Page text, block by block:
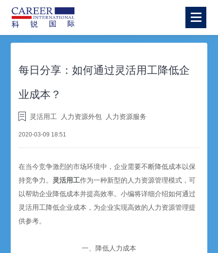
每日分享：如何通过灵活用工降低企
业成本？
灵活用工 人力资源外包 人力资源服务
2020-03-09 18:51
在当今竞争激烈的市场环境中，企业需要不断降低成本以保
持竞争力。 灵活用工作为一种新型的人力资源管理模式，可
以帮助企业降低成本并提高效率。小编将详细介绍如何通过
灵活用工降低企业成本，为企业实现高效的人力资源管理提
供参考。
一、降低人力成本